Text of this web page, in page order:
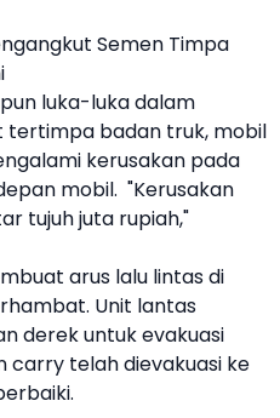
Semen Timpa
luka-luka dalam
tertimpa badan truk, mobil
kerusakan pada
mobil. "Kerusakan
tujuh juta rupiah,"
arus lalu lintas di
Unit lantas
derek untuk evakuasi
carry telah dievakuasi ke